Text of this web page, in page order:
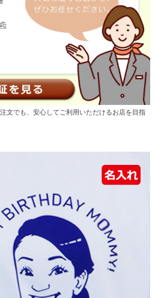
文でも、安心してご利用いただけるお店を目指